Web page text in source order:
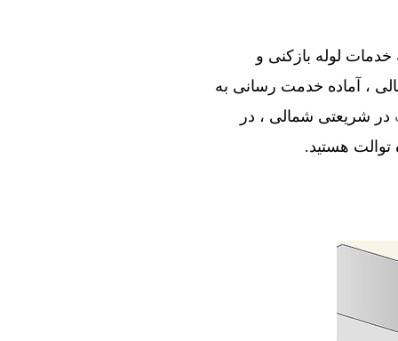
در ارائه خدمات لوله بازکنی و
، آماده خدمت رسانی به
در شریعتی شمالی ، در
توالت هستید.